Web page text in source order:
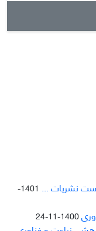
نشریات ...
1401-
1400-11-24